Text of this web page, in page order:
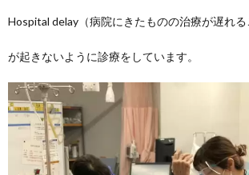
Hospital delay（病院にきたものの治療が遅れる
が起きないように診療をしています。